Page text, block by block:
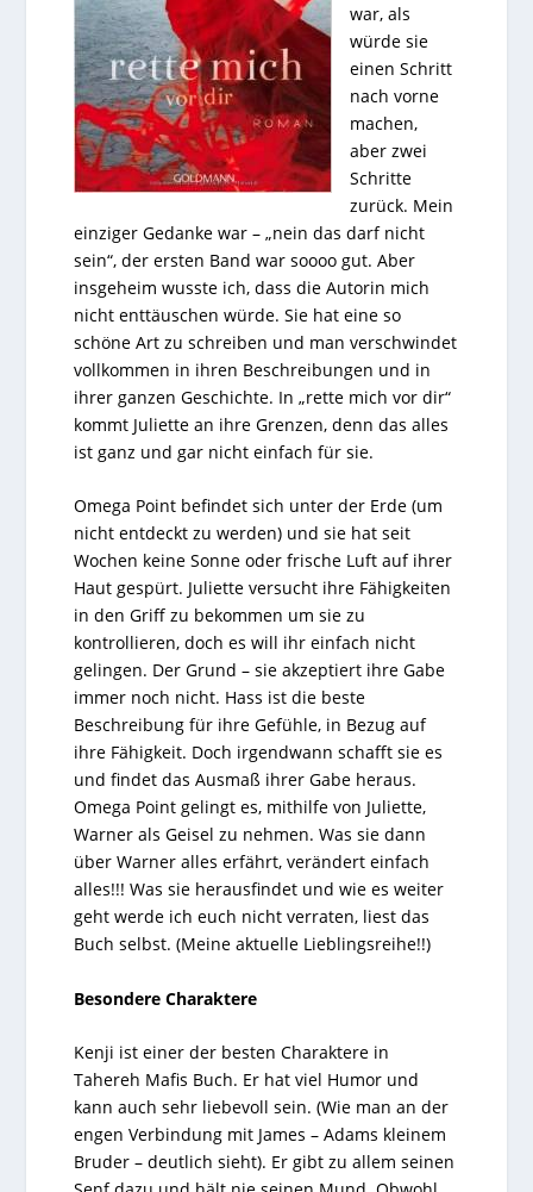
war, als
würde sie
einen Schritt
nach vorne
machen,
aber zwei
Schritte
zurück. Mein
einziger Gedanke war – „nein das darf nicht
sein“, der ersten Band war soooo gut. Aber
insgeheim wusste ich, dass die Autorin mich
nicht enttäuschen würde. Sie hat eine so
schöne Art zu schreiben und man verschwindet
vollkommen in ihren Beschreibungen und in
ihrer ganzen Geschichte. In „rette mich vor dir“
kommt Juliette an ihre Grenzen, denn das alles
ist ganz und gar nicht einfach für sie.
Omega Point befindet sich unter der Erde (um
nicht entdeckt zu werden) und sie hat seit
Wochen keine Sonne oder frische Luft auf ihrer
Haut gespürt. Juliette versucht ihre Fähigkeiten
in den Griff zu bekommen um sie zu
kontrollieren, doch es will ihr einfach nicht
gelingen. Der Grund – sie akzeptiert ihre Gabe
immer noch nicht. Hass ist die beste
Beschreibung für ihre Gefühle, in Bezug auf
ihre Fähigkeit. Doch irgendwann schafft sie es
und findet das Ausmaß ihrer Gabe heraus.
Omega Point gelingt es, mithilfe von Juliette,
Warner als Geisel zu nehmen. Was sie dann
über Warner alles erfährt, verändert einfach
alles!!! Was sie herausfindet und wie es weiter
geht werde ich euch nicht verraten, liest das
Buch selbst. (Meine aktuelle Lieblingsreihe!!)
Besondere Charaktere
Kenji ist einer der besten Charaktere in
Tahereh Mafis Buch. Er hat viel Humor und
kann auch sehr liebevoll sein. (Wie man an der
engen Verbindung mit James – Adams kleinem
Bruder – deutlich sieht). Er gibt zu allem seinen